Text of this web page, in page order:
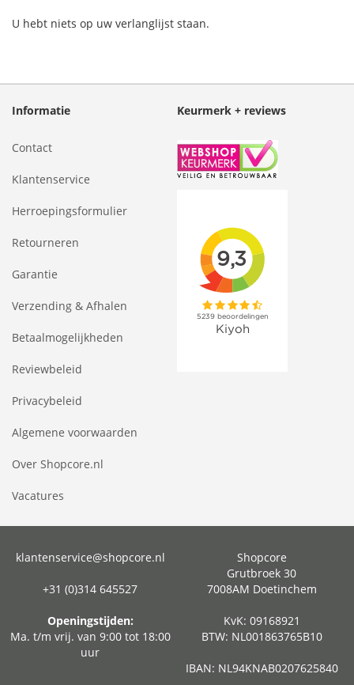
U hebt niets op uw verlanglijst staan.
Informatie
Contact
Klantenservice
Herroepingsformulier
Retourneren
Garantie
Verzending & Afhalen
Betaalmogelijkheden
Reviewbeleid
Privacybeleid
Algemene voorwaarden
Over Shopcore.nl
Vacatures
Keurmerk + reviews
klantenservice@shopcore.nl
+31 (0)314 645527
Openingstijden:
Ma. t/m vrij. van 9:00 tot 18:00
uur
Shopcore
Grutbroek 30
7008AM Doetinchem
KvK: 09168921
BTW: NL001863765B10
IBAN: NL94KNAB0207625840